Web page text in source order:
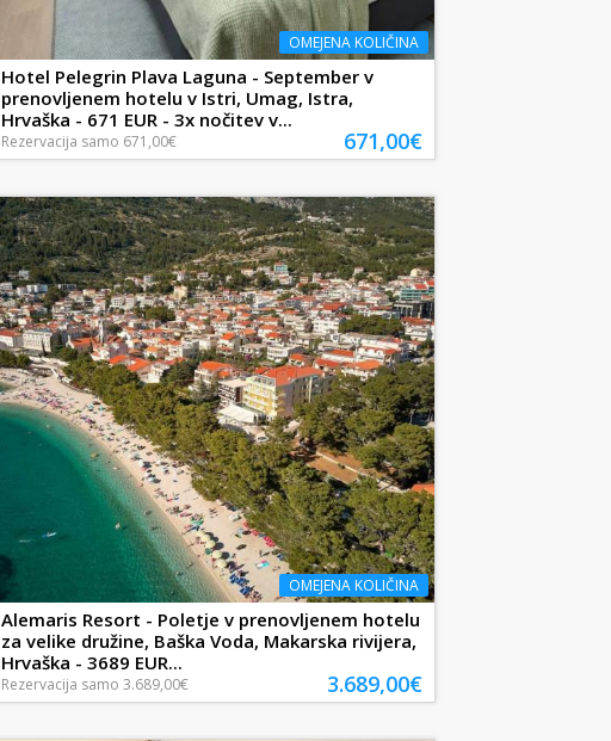
OMEJENA KOLIČINA
Hotel Pelegrin Plava Laguna - September v
prenovljenem hotelu v Istri, Umag, Istra,
Hrvaška - 671 EUR - 3x nočitev v...
Rezervacija samo 671,00€ 671,00€
OMEJENA KOLIČINA
Alemaris Resort - Poletje v prenovljenem hotelu
za velike družine, Baška Voda, Makarska rivijera,
Hrvaška - 3689 EUR...
Rezervacija samo 3.689,00€ 3.689,00€